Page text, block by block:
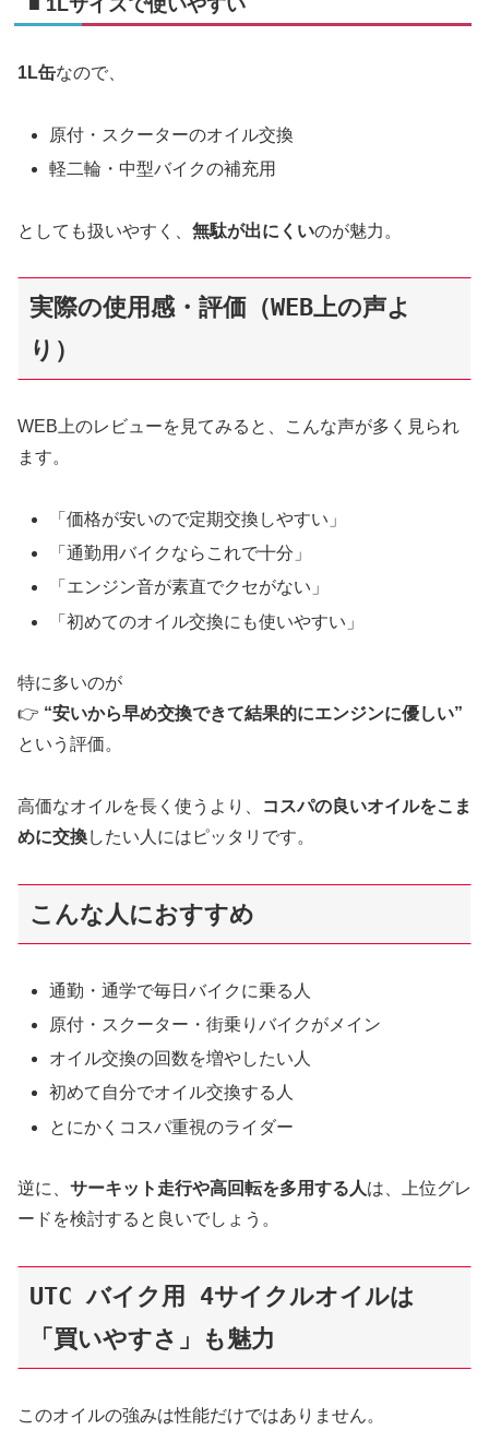
1L缶なので、
原付・スクーターのオイル交換
軽二輪・中型バイクの補充用
としても扱いやすく、 無駄が出にくいのが魅力。
実際の使用感・評価（WEB上の声よ
り）
WEB上のレビューを見てみると、こんな声が多く見られ
ます。
「価格が安いので定期交換しやすい」
「通勤用バイクならこれで十分」
「エンジン音が素直でクセがない」
「初めてのオイル交換にも使いやすい」
特に多いのが
👉 “安いから早め交換できて結果的にエンジンに優しい”
という評価。
高価なオイルを長く使うより、
コスパの良いオイルをこま
めに交換したい人にはピッタリです。
こんな人におすすめ
通勤・通学で毎日バイクに乗る人
原付・スクーター・街乗りバイクがメイン
オイル交換の回数を増やしたい人
初めて自分でオイル交換する人
とにかくコスパ重視のライダー
逆に、 サーキット走行や高回転を多用する人は、上位グレ
ードを検討すると良いでしょう。
UTC バイク用 4サイクルオイルは
「買いやすさ」も魅力
このオイルの強みは性能だけではありません。